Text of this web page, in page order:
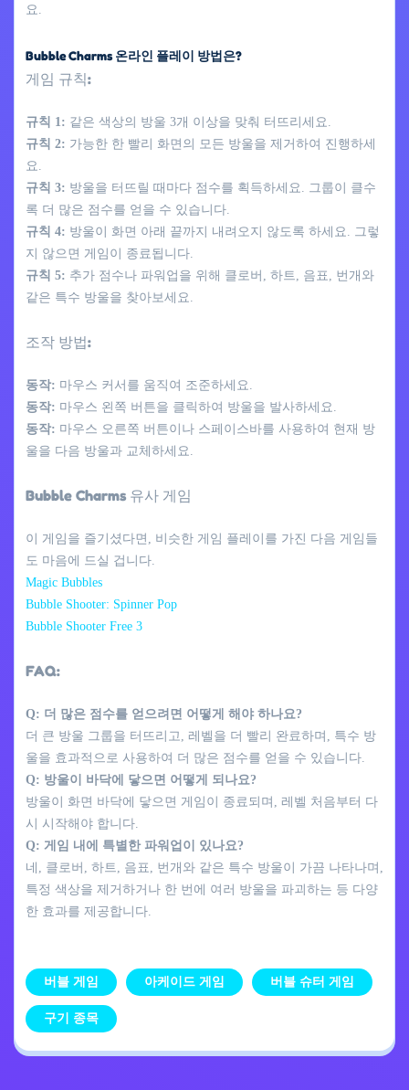
요.
Bubble Charms 온라인 플레이 방법은?
게임 규칙:
규칙 1: 같은 색상의 방울 3개 이상을 맞춰 터뜨리세요.
규칙 2: 가능한 한 빨리 화면의 모든 방울을 제거하여 진행하세
요.
규칙 3: 방울을 터뜨릴 때마다 점수를 획득하세요. 그룹이 클수
록 더 많은 점수를 얻을 수 있습니다.
규칙 4: 방울이 화면 아래 끝까지 내려오지 않도록 하세요. 그렇
지 않으면 게임이 종료됩니다.
규칙 5: 추가 점수나 파워업을 위해 클로버, 하트, 음표, 번개와
같은 특수 방울을 찾아보세요.
조작 방법:
동작: 마우스 커서를 움직여 조준하세요.
동작: 마우스 왼쪽 버튼을 클릭하여 방울을 발사하세요.
동작: 마우스 오른쪽 버튼이나 스페이스바를 사용하여 현재 방
울을 다음 방울과 교체하세요.
Bubble Charms 유사 게임
이 게임을 즐기셨다면, 비슷한 게임 플레이를 가진 다음 게임들
도 마음에 드실 겁니다.
Magic Bubbles
Bubble Shooter: Spinner Pop
Bubble Shooter Free 3
FAQ:
Q: 더 많은 점수를 얻으려면 어떻게 해야 하나요?
더 큰 방울 그룹을 터뜨리고, 레벨을 더 빨리 완료하며, 특수 방
울을 효과적으로 사용하여 더 많은 점수를 얻을 수 있습니다.
Q: 방울이 바닥에 닿으면 어떻게 되나요?
방울이 화면 바닥에 닿으면 게임이 종료되며, 레벨 처음부터 다
시 시작해야 합니다.
Q: 게임 내에 특별한 파워업이 있나요?
네, 클로버, 하트, 음표, 번개와 같은 특수 방울이 가끔 나타나며,
특정 색상을 제거하거나 한 번에 여러 방울을 파괴하는 등 다양
한 효과를 제공합니다.
버블 게임 아케이드 게임 버블 슈터 게임
구기 종목